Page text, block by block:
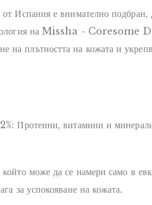
Испания е внимателно подбран,
на Missha -
плътността на кожата и
Протеини, витамини и
може да се намери само в
за успокояване на кожата.